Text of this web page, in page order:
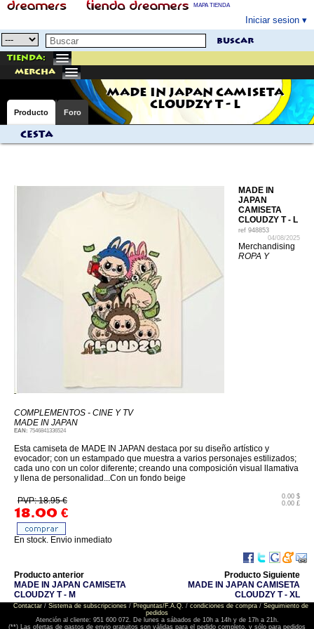
MAPA TIENDA
Iniciar sesion
buscar
Tienda:
mercha
MADE IN JAPAN CAMISETA
CLOUDZY T - L
Producto Foro
Cesta
MADE IN
JAPAN
CAMISETA
CLOUDZY T - L
ref 948853
04/08/2025
Merchandising
ROPA Y
COMPLEMENTOS - CINE Y TV
MADE IN JAPAN
EAN: 7546841336524
Esta camiseta de MADE IN JAPAN destaca por su diseño artístico y
evocador; con un estampado que muestra a varios personajes estilizados;
cada uno con un color diferente; creando una composición visual llamativa
y llena de personalidad...Con un fondo beige
PVP: 18.95 €
18.00 €
0.00 $
0.00 £
En stock. Envio inmediato
Producto anterior
MADE IN JAPAN CAMISETA
CLOUDZY T - M
Producto Siguiente
MADE IN JAPAN CAMISETA
CLOUDZY T - XL
Contactar/ Sistema de subscripciones/ Preguntas/F.A.Q. / condiciones de compra/ Seguimiento de
pedidos
Atención al cliente: 951 600 072. De lunes a sábados de 10h a 14h y de 17h a 21h.
(**) Las ofertas de gastos de envio gratuitos son válidas para el pedido completo, y sólo para pedidos